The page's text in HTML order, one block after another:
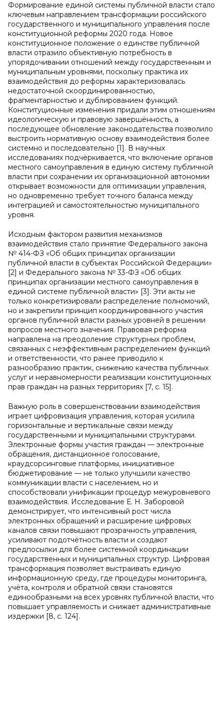
Формирование единой системы публичной власти стало
ключевым направлением трансформации российского
государственного и муниципального управления после
конституционной реформы 2020 года. Новое
конституционное положение о единстве публичной
власти отразило объективную потребность в
упорядочивании отношений между государственным и
муниципальным уровнями, поскольку практика их
взаимодействия до реформы характеризовалась
недостаточной скоординированностью,
фрагментарностью и дублированием функций.
Конституционные изменения придали этим отношениям
идеологическую и правовую завершённость, а
последующее обновление законодательства позволило
выстроить нормативную основу взаимодействия более
системно и последовательно [1]. В научных
исследованиях подчёркивается, что включение органов
местного самоуправления в единую систему публичной
власти при сохранении их организационной автономии
открывает возможности для оптимизации управления,
но одновременно требует точного баланса между
интеграцией и самостоятельностью муниципального
уровня.
Исходным фактором развития механизмов
взаимодействия стало принятие Федерального закона
№ 414-ФЗ «Об общих принципах организации
публичной власти в субъектах Российской Федерации»
[2] и Федерального закона № 33-ФЗ «Об общих
принципах организации местного самоуправления в
единой системе публичной власти» [3]. Эти акты не
только конкретизировали распределение полномочий,
но и закрепили принцип координированного участия
органов публичной власти разных уровней в решении
вопросов местного значения. Правовая реформа
направлена на преодоление структурных проблем,
связанных с неэффективным распределением функций
и ответственности, что ранее приводило к
разнообразию практик, снижению качества публичных
услуг и неравномерности реализации конституционных
прав граждан на разных территориях [7, c. 15].
Важную роль в совершенствовании взаимодействия
играет цифровизация управления, которая усилила
горизонтальные и вертикальные связи между
государственными и муниципальными структурами.
Электронные формы участия граждан — электронные
обращения, дистанционное голосование,
краудсорсинговые платформы, инициативное
бюджетирование — не только улучшили качество
коммуникации власти с населением, но и
способствовали унификации процедур межуровневого
взаимодействия. Исследование Е. Н. Заборовой
демонстрирует, что интенсивный рост числа
электронных обращений и расширение цифровых
каналов связи повышают прозрачность управления,
усиливают подотчётность власти и создают
предпосылки для более системной координации
государственных и муниципальных структур. Цифровая
трансформация позволяет выстраивать единую
информационную среду, где процедуры мониторинга,
учёта, контроля и обратной связи становятся
единообразными на всех уровнях публичной власти, что
повышает управляемость и снижает административные
издержки [8, c. 124].